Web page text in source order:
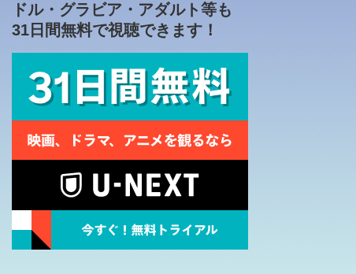
ドル・グラビア・アダルト等も
31日間無料で視聴できます！